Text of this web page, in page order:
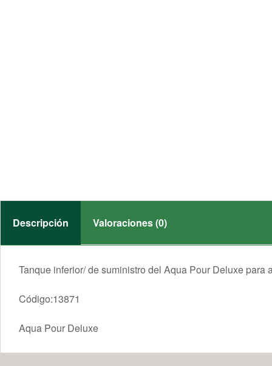
Descripción Valoraciones (0)
Tanque inferior/ de suministro del Aqua Pour Deluxe para
Código:13871
Aqua Pour Deluxe